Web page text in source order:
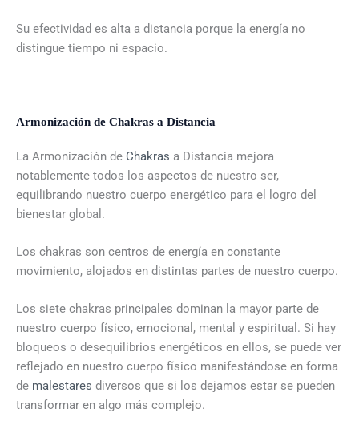
Su efectividad es alta a distancia porque la energía no
distingue tiempo ni espacio.
Armonización de Chakras a Distancia
La Armonización de Chakras a Distancia mejora
notablemente todos los aspectos de nuestro ser,
equilibrando nuestro cuerpo energético para el logro del
bienestar global.
Los chakras son centros de energía en constante
movimiento, alojados en distintas partes de nuestro cuerpo.
Los siete chakras principales dominan la mayor parte de
nuestro cuerpo físico, emocional, mental y espiritual. Si hay
bloqueos o desequilibrios energéticos en ellos, se puede ver
reflejado en nuestro cuerpo físico manifestándose en forma
de malestares diversos que si los dejamos estar se pueden
transformar en algo más complejo.